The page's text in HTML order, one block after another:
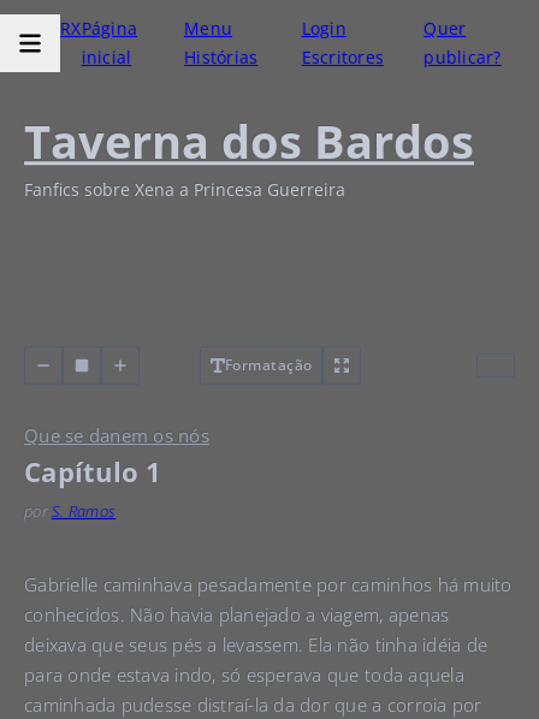
RXPágina
inicial
Menu
Histórias
Login
Escritores
Quer
publicar?
Taverna dos Bardos
Fanfics sobre Xena a Princesa Guerreira
Formatação
Que se danem os nós
Capítulo 1
porS. Ramos
Gabrielle caminhava pesadamente por caminhos há muito
conhecidos. Não havia planejado a viagem, apenas
deixava que seus pés a levassem. Ela não tinha idéia de
para onde estava indo, só esperava que toda aquela
caminhada pudesse distraí-la da dor que a corroia por